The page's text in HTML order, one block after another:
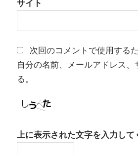
サイト
次回のコメントで使用する
自分の名前、メールアドレス
る。
上に表示された文字を入力して